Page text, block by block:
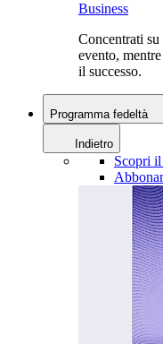
Business
Concentrati
evento,
il successo.
Programma fedeltà
Indietro
Scopri